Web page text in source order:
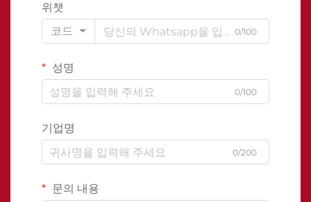
위챗
코드
0/100
성명
0/100
기업명
0/200
문의 내용